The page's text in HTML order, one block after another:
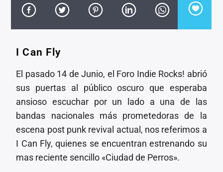
Invencible Radio
I Can Fly
El pasado 14 de Junio, el Foro Indie Rocks! abrió
sus puertas al público oscuro que esperaba
ansioso escuchar por un lado a una de las
bandas nacionales más prometedoras de la
escena post punk revival actual, nos referimos a
I Can Fly, quienes se encuentran estrenando su
mas reciente sencillo «Ciudad de Perros».